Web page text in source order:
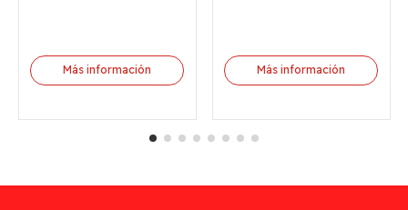
Más información Más información